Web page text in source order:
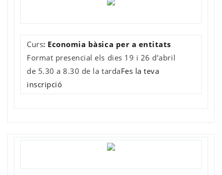
Curs: Economia bàsica per a entitats
Format presencial els dies 19 i 26 d’abril
de 5.30 a 8.30 de la tardaFes la teva
inscripció